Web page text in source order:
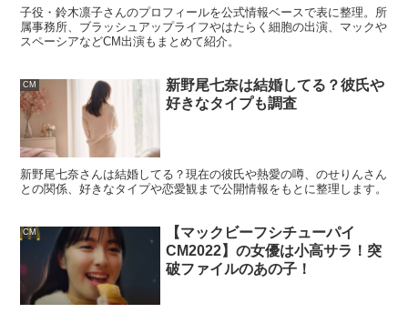
論としては、芸名変更の告知があるため本名かどうかは公
表されていないと考えるのが自然です。
ここでは、公式プロフィールで確認できる基本情報と、加
藤柚凪時代からの経歴、代表作として広く知られる出演作
をまとめます。
本名なの？「芸名変更」から分かること／分から
公式の告知では「芸名を改名」と表現されています。つま
り、少なくとも公的に扱われているのは“芸名”である
子役・鈴木凛子さんのプロフィールを公式情報ベースで表に整理。所
属事務所、ブラッシュアップライフやはたらく細胞の出演、マックや
スペーシアなどCM出演もまとめて紹介。
CM
新野尾七奈は結婚してる？彼氏や
好きなタイプも調査
新野尾七奈さんは結婚してる？現在の彼氏や熱愛の噂、のせりんさん
との関係、好きなタイプや恋愛観まで公開情報をもとに整理します。
CM
【マックビーフシチューパイ
CM2022】の女優は小高サラ！突
破ファイルのあの子！